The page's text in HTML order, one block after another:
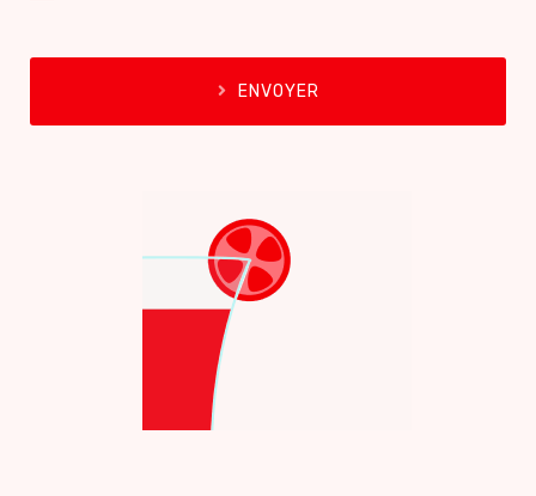
ENVOYER